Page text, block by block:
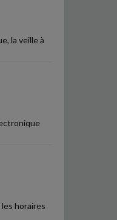
la veille à
horaires